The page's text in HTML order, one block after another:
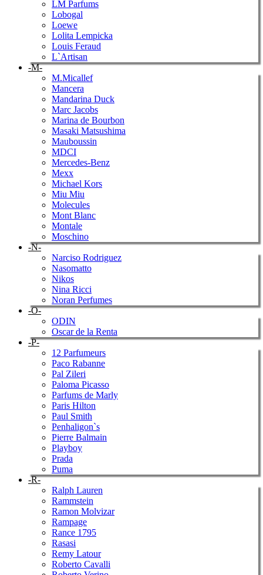
LM Parfums
Lobogal
Loewe
Lolita Lempicka
Louis Feraud
L`Artisan
-M-
M.Micallef
Mancera
Mandarina Duck
Marc Jacobs
Marina de Bourbon
Masaki Matsushima
Mauboussin
MDCI
Mercedes-Benz
Mexx
Michael Kors
Miu Miu
Molecules
Mont Blanc
Montale
Moschino
-N-
Narciso Rodriguez
Nasomatto
Nikos
Nina Ricci
Noran Perfumes
-O-
ODIN
Oscar de la Renta
-P-
12 Parfumeurs
Paco Rabanne
Pal Zileri
Paloma Picasso
Parfums de Marly
Paris Hilton
Paul Smith
Penhaligon`s
Pierre Balmain
Playboy
Prada
Puma
-R-
Ralph Lauren
Rammstein
Ramon Molvizar
Rampage
Rance 1795
Rasasi
Remy Latour
Roberto Cavalli